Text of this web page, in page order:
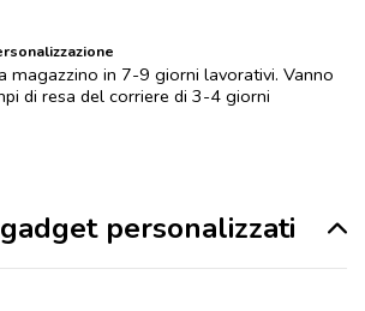
magazzino in 7-9 giorni lavorativi. Vanno
di resa del corriere di 3-4 giorni
personalizzati